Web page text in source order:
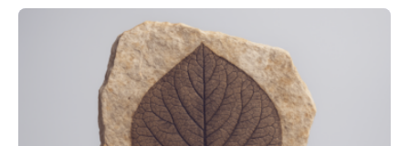
der Ruhr-Universität Bochum um Prof. Dr. Ralf Erdmann
und Dr. Ismaila Francis Yusuf hat nun einen bislang
unbekannten Qualitätskontrollmechanismus des
peroxisomalen Proteintransports in der Bäckerhefe
Saccharomyces cerevisiae entdeckt, der für die
Funktionsfähigkeit der Organellen entscheidend ist. Die